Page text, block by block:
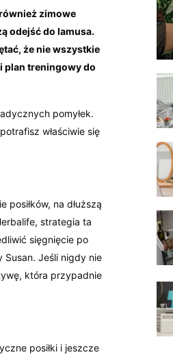
zimowe
odejść do lamusa.
że nie wszystkie
plan treningowy do
pomyłek.
właściwie się
na dłuższą
strategia ta
sięgnięcie po
Susan. Jeśli nigdy nie
która przypadnie
posiłki i jeszcze